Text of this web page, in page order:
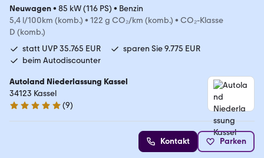
Neuwagen• 85 kW (116 PS) • Benzin
5,4 l/100km (komb.) • 122 g CO₂/km (komb.) • CO₂-Klasse
D (komb.)
statt UVP 35.765 EUR
sparen Sie 9.775 EUR
beim Autodiscounter
Autoland Niederlassung Kassel
34123 Kassel
5 Sterne
(9)
Kontakt Parken